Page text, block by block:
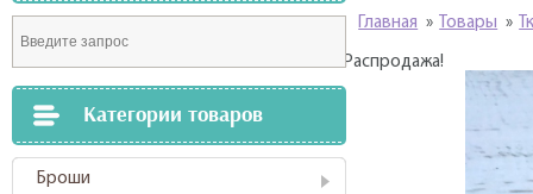
Категории товаров
Броши
Главная » Товары »
Распродажа!